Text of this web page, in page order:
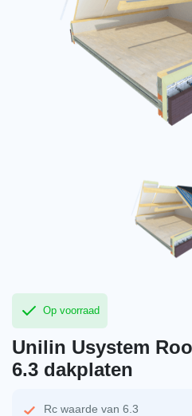
Op voorraad
Unilin Usystem
6.3 dakplaten
Rc waarde van 6.3